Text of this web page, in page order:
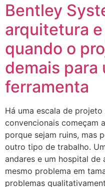
Bentley
arquitetura
quando o
demais para
ferramenta
Há uma escala de
convencionais começam
porque sejam ruins, mas
outro tipo de trabalho.
andares e um hospital
mesmo problema em
problemas